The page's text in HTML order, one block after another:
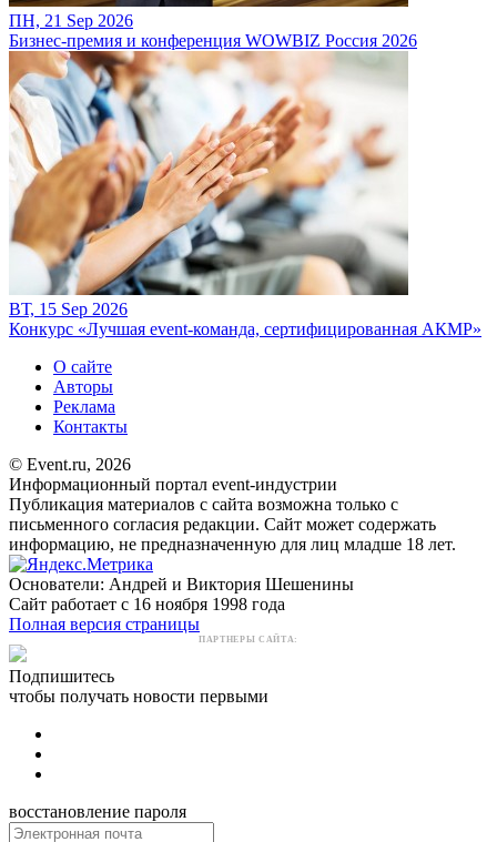
ПН, 21 Sep 2026
Бизнес-премия и конференция WOWBIZ Россия 2026
ВТ, 15 Sep 2026
Конкурс «Лучшая event-команда, сертифицированная АКМР»
О сайте
Авторы
Реклама
Контакты
© Event.ru, 2026
Информационный портал event-индустрии
Публикация материалов с сайта возможна только с
письменного согласия редакции. Сайт может содержать
информацию, не предназначенную для лиц младше 18 лет.
Основатели: Андрей и Виктория Шешенины
Сайт работает с 16 ноября 1998 года
Полная версия страницы
ПАРТНЕРЫ САЙТА:
Подпишитесь
чтобы получать новости первыми
восстановление пароля